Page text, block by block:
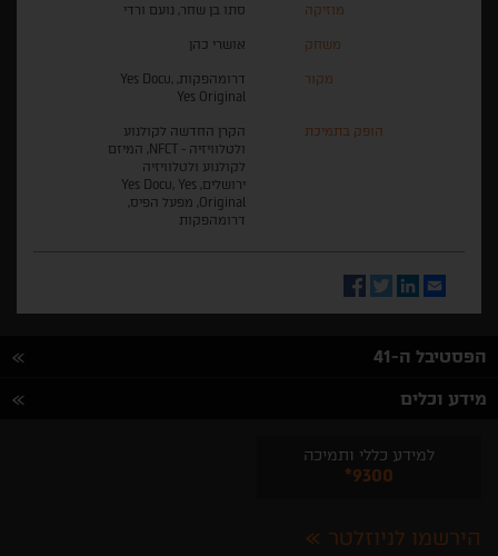
מוזיקה סתו בן שחר, נועם ורדי
משחק אושרי כהן
מקור
דרומהפקות, Yes Docu,
Yes Original
הופק בתמיכת
הקרן החדשה לקולנוע
ולטלוויזיה - NFCT, המיזם
לקולנוע ולטלוויזיה
ירושלים, Yes Docu, Yes
Original, מפעל הפיס,
דרומהפקות
Email
LinkedIn
Twitter
Facebook
הפסטיבל ה-41
מידע וכלים
למידע כללי ותמיכה
*9300
הירשמו לניוזלטר